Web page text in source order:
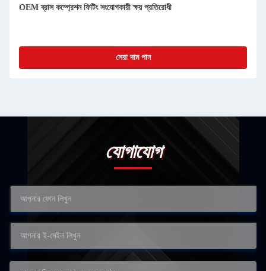
OEM ব্রাস কম্প্রেশন ফিটিং সংযোগকারী ক্ষয় প্রতিরোধী
সেরা দাম পান
যোগাযোগ